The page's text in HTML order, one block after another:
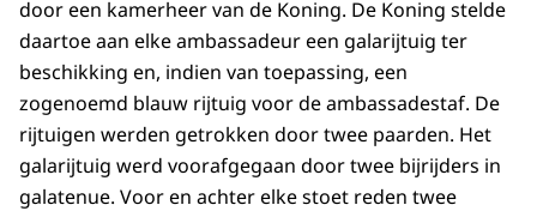
door een kamerheer van de Koning. De Koning stelde
daartoe aan elke ambassadeur een galarijtuig ter
beschikking en, indien van toepassing, een
zogenoemd blauw rijtuig voor de ambassadestaf. De
rijtuigen werden getrokken door twee paarden. Het
galarijtuig werd voorafgegaan door twee bijrijders in
galatenue. Voor en achter elke stoet reden twee